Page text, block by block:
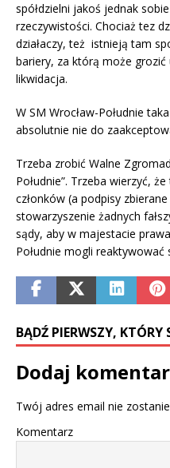
spółdzielni jakoś jednak
rzeczywistości. Chociaż tez
działaczy, też istnieją tam
bariery, za którą może
likwidacja.
W SM Wrocław-Południe
absolutnie nie do
Trzeba zrobić Walne
Południe”. Trzeba wierzyć,
członków (a podpisy
stowarzyszenie żadnych
sądy, aby w majestacie
Południe mogli reaktywować
BĄDŹ PIERWSZY,
Dodaj
Twój adres email nie
Komentarz